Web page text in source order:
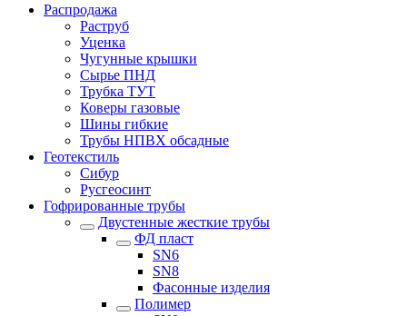
Распродажа
Раструб
Уценка
Чугунные крышки
Сырье ПНД
Трубка ТУТ
Коверы газовые
Шины гибкие
Трубы НПВХ обсадные
Геотекстиль
Сибур
Русгеосинт
Гофрированные трубы
Двустенные жесткие трубы
ФД пласт
SN6
SN8
Фасонные изделия
Полимер